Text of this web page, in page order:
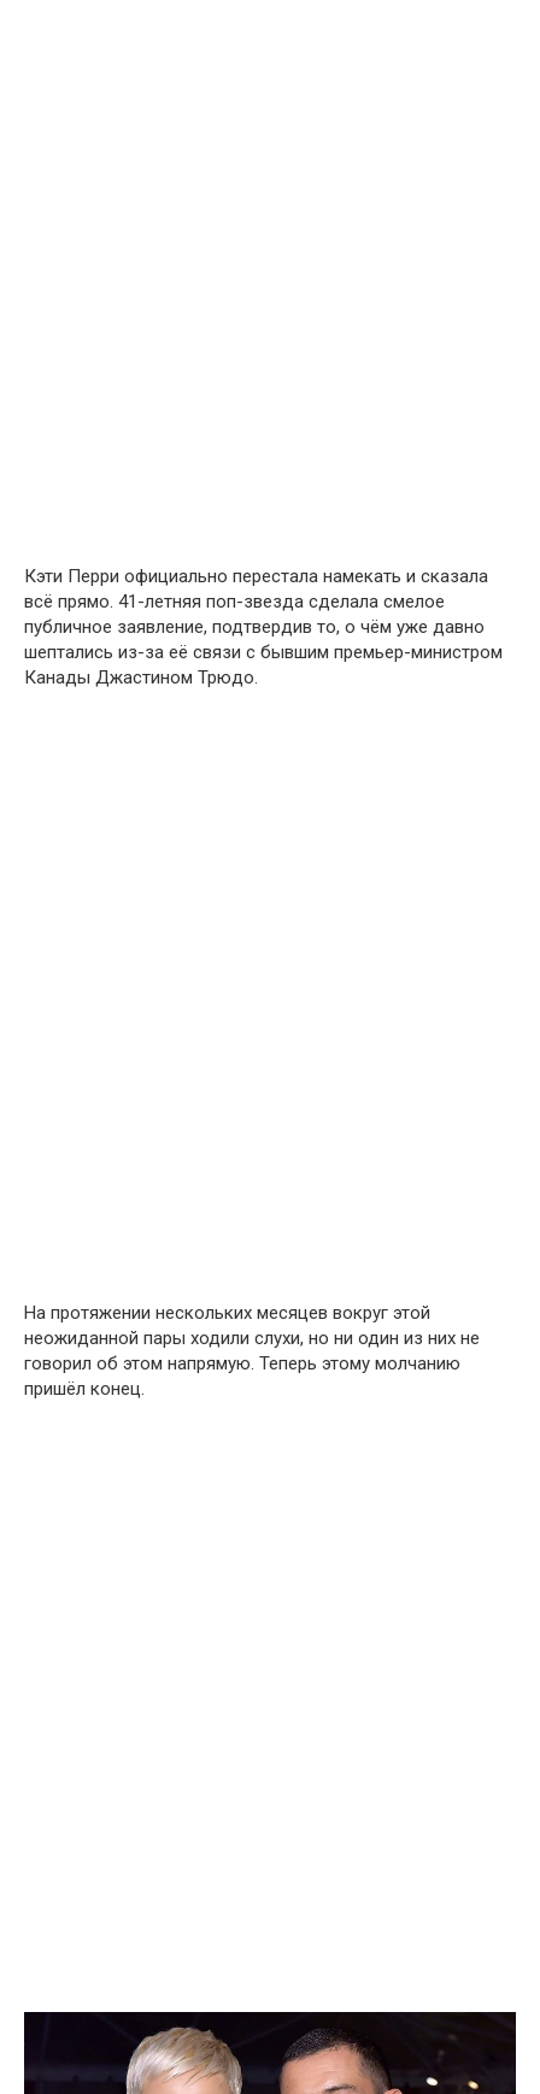
Кэти Перри официально перестала намекать и сказала
всё прямо. 41-летняя поп-звезда сделала смелое
публичное заявление, подтвердив то, о чём уже давно
шептались из-за её связи с бывшим премьер-министром
Канады Джастином Трюдо.
На протяжении нескольких месяцев вокруг этой
неожиданной пары ходили слухи, но ни один из них не
говорил об этом напрямую. Теперь этому молчанию
пришёл конец.